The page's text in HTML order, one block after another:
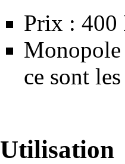
Prix : 400
Monopole
ce sont
Utilisation